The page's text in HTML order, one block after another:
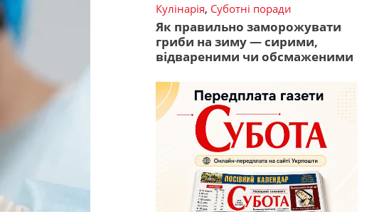
Кулінарія, Суботні поради
Як правильно заморожувати
гриби на зиму — сирими,
відвареними чи обсмаженими